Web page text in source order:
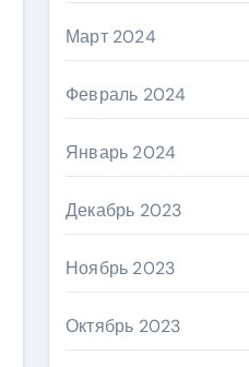
Март 2024
Февраль 2024
Январь 2024
Декабрь 2023
Ноябрь 2023
Октябрь 2023